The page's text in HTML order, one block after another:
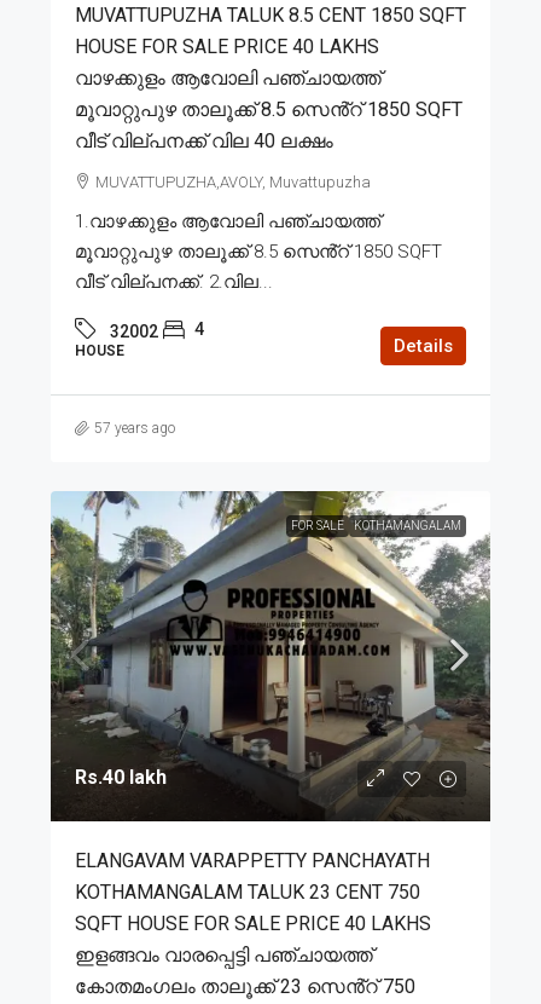
MUVATTUPUZHA TALUK 8.5 CENT 1850 SQFT
HOUSE FOR SALE PRICE 40 LAKHS
വാഴക്കുളം ആവോലി പഞ്ചായത്ത്
മൂവാറ്റുപുഴ താലൂക്ക് 8.5 സെൻ്റ് 1850 SQFT
വീട് വില്പനക്ക് വില 40 ലക്ഷം
MUVATTUPUZHA,AVOLY, Muvattupuzha
1.വാഴക്കുളം ആവോലി പഞ്ചായത്ത്
മൂവാറ്റുപുഴ താലൂക്ക് 8.5 സെൻ്റ് 1850 SQFT
വീട് വില്പനക്ക്. 2.വില...
32002 4
HOUSE Details
57 years ago
FOR SALE KOTHAMANGALAM
Rs.40 lakh
ELANGAVAM VARAPPETTY PANCHAYATH
KOTHAMANGALAM TALUK 23 CENT 750
SQFT HOUSE FOR SALE PRICE 40 LAKHS
ഇളങ്ങവം വാരപ്പെട്ടി പഞ്ചായത്ത്
കോതമംഗലം താലൂക്ക് 23 സെൻ്റ് 750